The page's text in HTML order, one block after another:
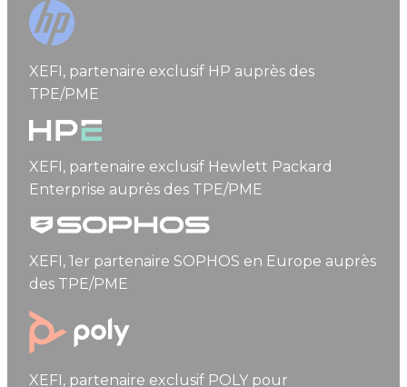
HP
XEFI, partenaire exclusif HP auprès des
TPE/PME
Hewlett Packard Enterprise
XEFI, partenaire exclusif Hewlett Packard
Enterprise auprès des TPE/PME
Sophos
XEFI, 1er partenaire SOPHOS en Europe auprès
des TPE/PME
Poly
XEFI, partenaire exclusif POLY pour